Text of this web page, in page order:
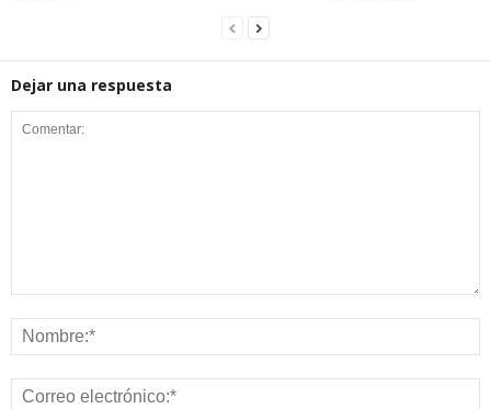
Dejar una respuesta